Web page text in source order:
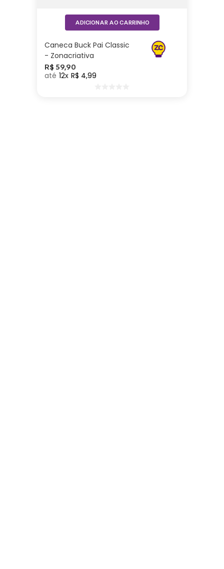
Caneca Buck Pai Classic
- Zonacriativa
R$ 59,90
12 R$ 4,99
ADICIONAR AO CARRINHO